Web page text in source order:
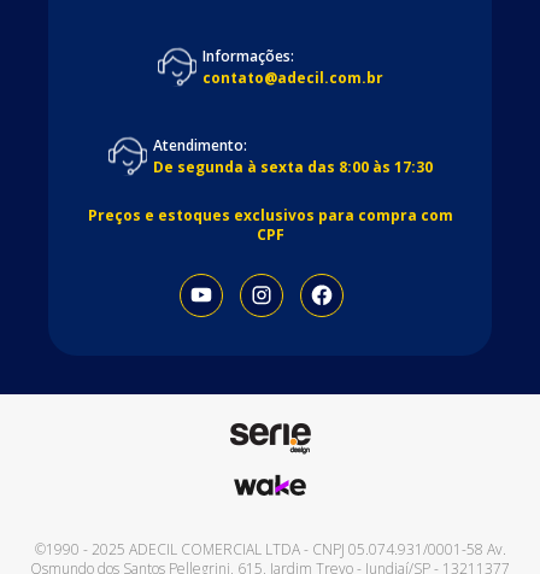
Informações:
contato@adecil.com.br
Atendimento:
De segunda à sexta das 8:00 às 17:30
Preços e estoques exclusivos para compra com
CPF
©1990 - 2025 ADECIL COMERCIAL LTDA- CNPJ 05.074.931/0001-58 Av.
Osmundo dos Santos Pellegrini, 615, Jardim Trevo- Jundiaí/SP- 13211377